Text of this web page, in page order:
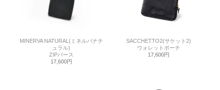
MINERVA NATURAL(ミネルバナチ
ュラル)
ZIPパース
17,600円
SACCHETTO2(サケット2)
ウォレットポーチ
17,600円